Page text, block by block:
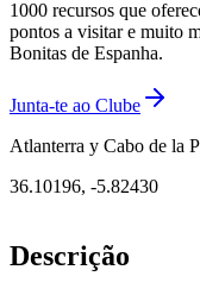
1000 recursos que
pontos a visitar e muito
Bonitas de Espanha.
Junta-te ao Clube
Atlanterra y Cabo de la
36.10196, -5.82430
Descrição